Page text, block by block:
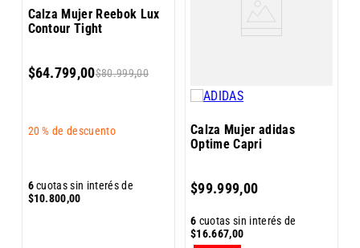
Calza Mujer Reebok Lux
Contour Tight
$64.799,00$80.999,00
20 % de descuento
6cuotas sin interés de
$10.800,00
Calza Mujer adidas
Optime Capri
$99.999,00
6 cuotas sin interés de
$16.667,00